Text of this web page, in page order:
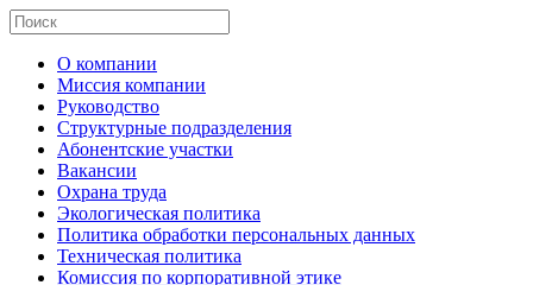
О компании
Миссия компании
Руководство
Структурные подразделения
Абонентские участки
Вакансии
Охрана труда
Экологическая политика
Политика обработки персональных данных
Техническая политика
Комиссия по корпоративной этике